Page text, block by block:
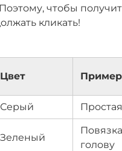
чтобы
кликать!
Цвет Пример
Серый
Зеленый
голову